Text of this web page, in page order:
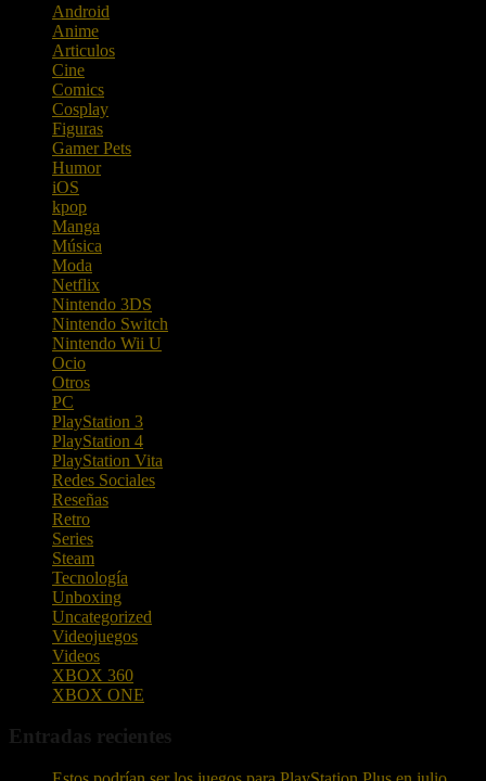
Android
Anime
Articulos
Cine
Comics
Cosplay
Figuras
Gamer Pets
Humor
iOS
kpop
Manga
Música
Moda
Netflix
Nintendo 3DS
Nintendo Switch
Nintendo Wii U
Ocio
Otros
PC
PlayStation 3
PlayStation 4
PlayStation Vita
Redes Sociales
Reseñas
Retro
Series
Steam
Tecnología
Unboxing
Uncategorized
Videojuegos
Videos
XBOX 360
XBOX ONE
Entradas recientes